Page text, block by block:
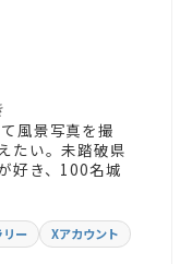
風景写真を撮
たい。未踏破県
好き、100名城
リー Xアカウント